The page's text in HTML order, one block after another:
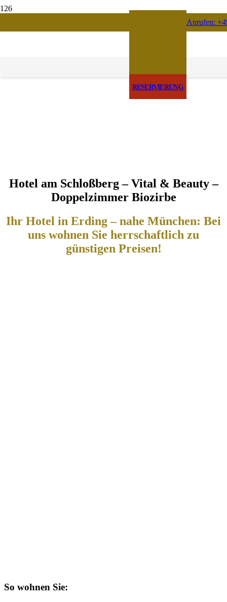
RESERVIERUNG
Anrufen:
Hotel am Schloßberg – Vital & Beauty –
Doppelzimmer Biozirbe
Ihr Hotel in Erding – nahe München: Bei
uns wohnen Sie herrschaftlich zu
günstigen Preisen!
So wohnen Sie: